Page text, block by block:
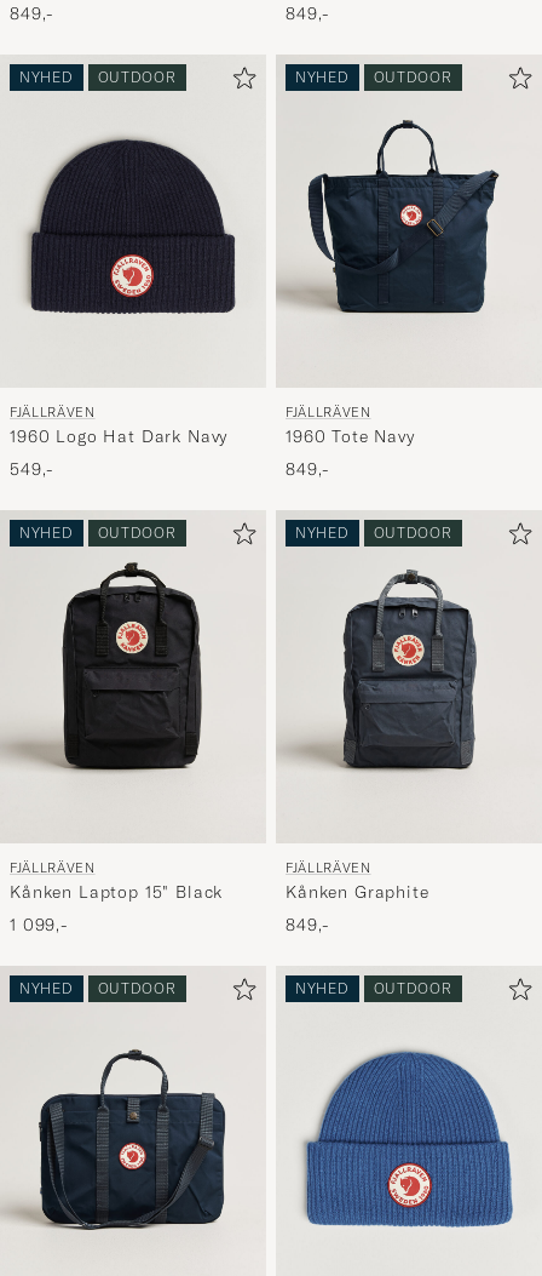
849,- 849,-
NYHED OUTDOOR
FJÄLLRÄVEN
1960 Logo Hat Dark Navy
549,-
NYHED OUTDOOR
FJÄLLRÄVEN
1960 Tote Navy
849,-
NYHED OUTDOOR
FJÄLLRÄVEN
Kånken Laptop 15" Black
1 099,-
NYHED OUTDOOR
FJÄLLRÄVEN
Kånken Graphite
849,-
NYHED OUTDOOR NYHED OUTDOOR